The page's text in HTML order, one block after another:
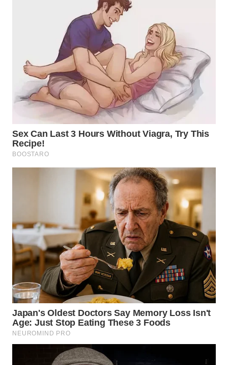
WN DELI
SERDANG
WN
TEBING
TINGGI
WN
WN
BEKASI
WN
BOGOR
WN
DEPOK